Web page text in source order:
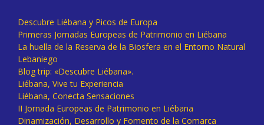
Descubre Liébana y Picos de Europa
Primeras Jornadas Europeas de Patrimonio en Liébana
La huella de la Reserva de la Biosfera en el Entorno Natural
Lebaniego
Blog trip: «Descubre Liébana».
Liébana, Vive tu Experiencia
Liébana, Conecta Sensaciones
II Jornada Europeas de Patrimonio en Liébana
Dinamización, Desarrollo y Fomento de la Comarca